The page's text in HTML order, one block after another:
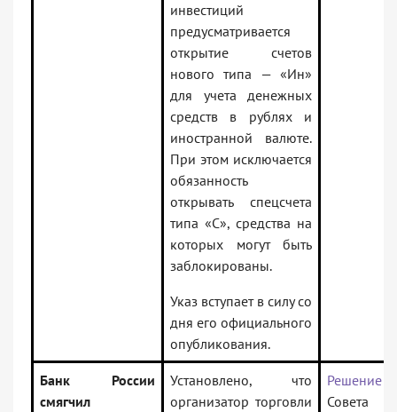
инвестиций
предусматривается
открытие счетов
нового типа — «Ин»
для учета денежных
средств в рублях и
иностранной валюте.
При этом исключается
обязанность
открывать спецсчета
типа «С», средства на
которых могут быть
заблокированы.
Указ вступает в силу со
дня его официального
опубликования.
Банк России
смягчил
Установлено, что
организатор торговли
Решение
Совета